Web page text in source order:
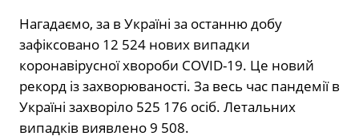
Нагадаємо, за в Україні за останню добу
зафіксовано 12 524 нових випадки
коронавірусної хвороби COVID-19. Це новий
рекорд із захворюваності. За весь час пандемії в
Україні захворіло 525 176 осіб. Летальних
випадків виявлено 9 508.